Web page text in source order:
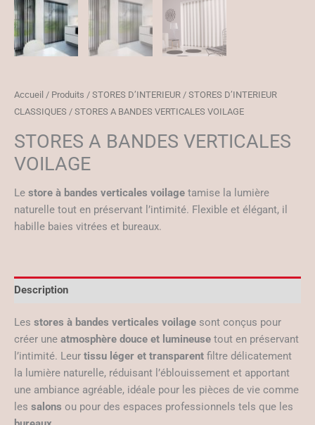
Accueil / Produits / STORES D’INTERIEUR / STORES D’INTERIEUR
CLASSIQUES / STORES A BANDES VERTICALES VOILAGE
STORES A BANDES VERTICALES
VOILAGE
Le store à bandes verticales voilage tamise la lumière
naturelle tout en préservant l’intimité. Flexible et élégant, il
habille baies vitrées et bureaux.
Description
Les stores à bandes verticales voilage sont conçus pour
créer une atmosphère douce et lumineuse tout en préservant
l’intimité. Leur tissu léger et transparent filtre délicatement
la lumière naturelle, réduisant l’éblouissement et apportant
une ambiance agréable, idéale pour les pièces de vie comme
les salons ou pour des espaces professionnels tels que les